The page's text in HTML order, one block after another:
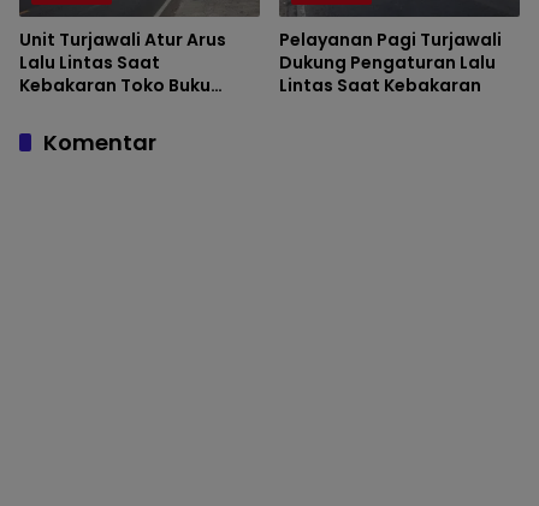
Unit Turjawali Atur Arus
Lalu Lintas Saat
Kebakaran Toko Buku
Pelayanan Pagi Turjawali
Dukung Pengaturan Lalu
Lintas Saat Kebakaran
Komentar